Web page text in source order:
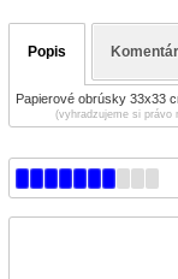
Popis
Papierové obrúsky 33x33
(vyhradzujeme si právo